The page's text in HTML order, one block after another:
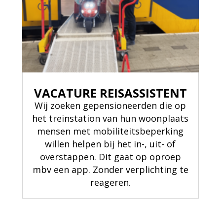
VACATURE REISASSISTENT
Wij zoeken gepensioneerden die op
het treinstation van hun woonplaats
mensen met mobiliteitsbeperking
willen helpen bij het in-, uit- of
overstappen. Dit gaat op oproep
mbv een app. Zonder verplichting te
reageren.